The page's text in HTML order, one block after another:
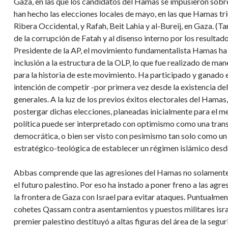
han hecho las elecciones locales de mayo, en las que
Ribera Occidental, y Rafah, Beit Lahia y al-Bureij, en Gaza.
de la corrupción de Fatah y al disenso interno por los
Presidente de la AP, el movimiento fundamentalista Hamas
inclusión a la estructura de la OLP, lo que fue realizado de
para la historia de este movimiento. Ha participado y ganado
intención de competir -por primera vez desde la existencia
generales. A la luz de los previos éxitos electorales del
postergar dichas elecciones, planeadas inicialmente para el
política puede ser interpretado con optimismo como una
democrática, o bien ser visto con pesimismo tan solo como
estratégico-teológica de establecer un régimen islámico
Abbas comprende que las agresiones del Hamas no
el futuro palestino. Por eso ha instado a poner freno a las
la frontera de Gaza con Israel para evitar ataques.
cohetes Qassam contra asentamientos y puestos militares
premier palestino destituyó a altas figuras del área de la